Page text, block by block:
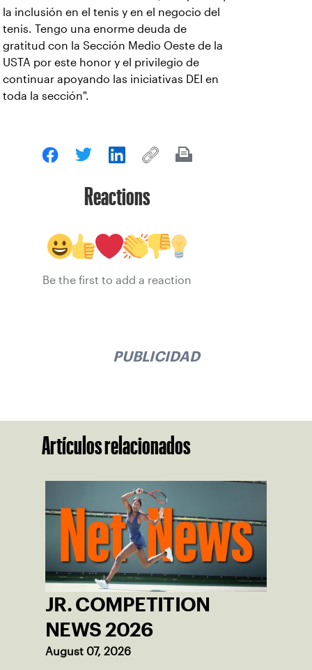
la inclusión en el tenis y en el negocio del
tenis. Tengo una enorme deuda de
gratitud con la Sección Medio Oeste de la
USTA por este honor y el privilegio de
continuar apoyando las iniciativas DEI en
toda la sección".
Reactions
Be the first to add a reaction
PUBLICIDAD
Artículos relacionados
JR. COMPETITION
NEWS 2026
August 07, 2026